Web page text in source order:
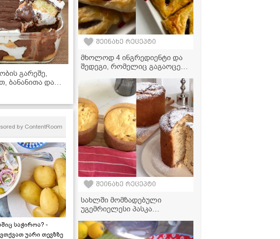
გარეშე,
ბანანითა და
- ნამცხვრის
by ContentRoom
საჭიროა? -
უარი თევზზე
შეინახე რეცეპტი
მხოლოდ 4 ინგრედიენტი და
შედეგი, რომელიც გაგაოცებთ
რეცეპტი
შეინახე რეცეპტი
სახლში მომზადებული
უგემრიელესი პასკა